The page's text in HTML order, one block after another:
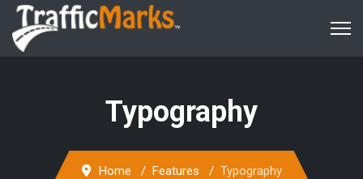
Typography
Home Features Typography